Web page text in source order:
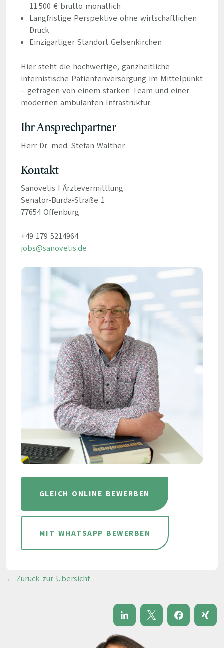
11.500 € brutto monatlich
Langfristige Perspektive ohne wirtschaftlichen
Druck
Einzigartiger Standort Gelsenkirchen
Hier steht die hochwertige, ganzheitliche
internistische Patientenversorgung im Mittelpunkt
– getragen von einem starken Team und einer
modernen ambulanten Infrastruktur.
Ihr Ansprechpartner
Herr Dr. med. Stefan Walther
Kontakt
Sanovetis I Ärztevermittlung
Senator-Burda-Straße 1
77654 Offenburg
+49 179 5214964
jobs@sanovetis.de
GLEICH ONLINE BEWERBEN
MIT WHATSAPP BEWERBEN
← Zurück zur Übersicht